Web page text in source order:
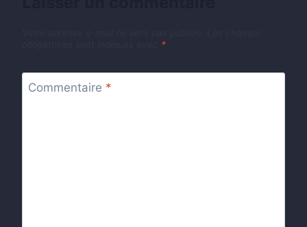
*
Commentaire *